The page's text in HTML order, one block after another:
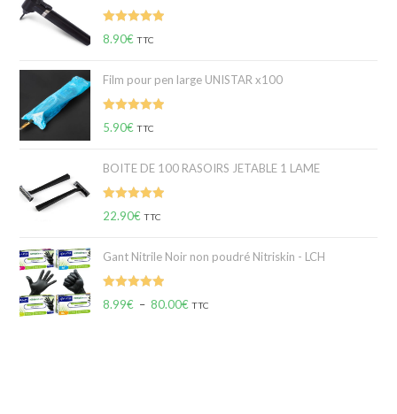
Note5.00
8.90€ TTC
Film pour pen large UNISTAR x100
Note5.00
5.90€ TTC
BOITE DE 100 RASOIRS JETABLE 1 LAME
Note5.00
22.90€ TTC
Gant Nitrile Noir non poudré Nitriskin - LCH
Note5.00
8.99€ – 80.00€ TTC